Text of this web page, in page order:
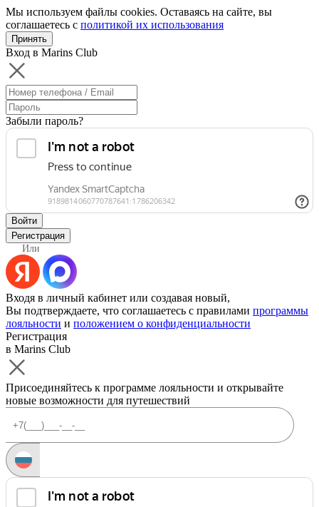
Мы используем файлы cookies. Оставаясь на сайте, вы
соглашаетесь с политикой их использования
Принять
Вход в Marins Club
Забыли пароль?
Войти
Регистрация
Или
Входя в личный кабинет или создавая новый,
Вы подтверждаете, что соглашаетесь с правилами программы
лояльности и положением о конфиденциальности
Регистрация
в Marins Club
Присоединяйтесь к программе лояльности и открывайте
новые возможности для путешествий